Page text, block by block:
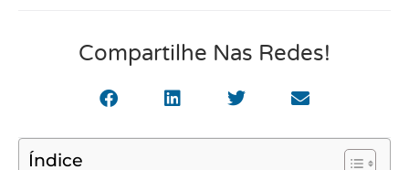
Compartilhe Nas Redes!
Índice